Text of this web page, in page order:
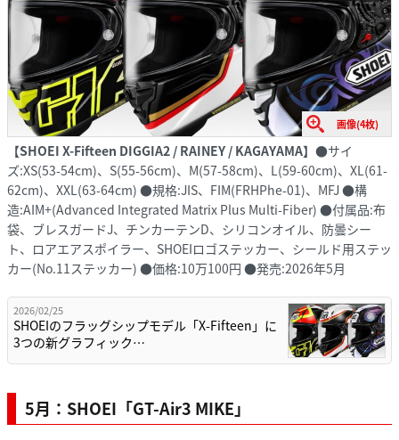
画像(4枚)
【SHOEI X-Fifteen DIGGIA2 / RAINEY / KAGAYAMA】 ●サイ
ズ:XS(53-54cm)、S(55-56cm)、M(57-58cm)、L(59-60cm)、XL(61-
62cm)、XXL(63-64cm) ●規格:JIS、FIM(FRHPhe-01)、MFJ ●構
造:AIM+(Advanced Integrated Matrix Plus Multi-Fiber) ●付属品:布
袋、ブレスガードJ、チンカーテンD、シリコンオイル、防曇シー
ト、ロアエアスポイラー、SHOEIロゴステッカー、シールド用ステッ
カー(No.11ステッカー) ●価格:10万100円 ●発売:2026年5月
2026/02/25
SHOEIのフラッグシップモデル「X-Fifteen」に
3つの新グラフィック…
5月：SHOEI「GT-Air3 MIKE」